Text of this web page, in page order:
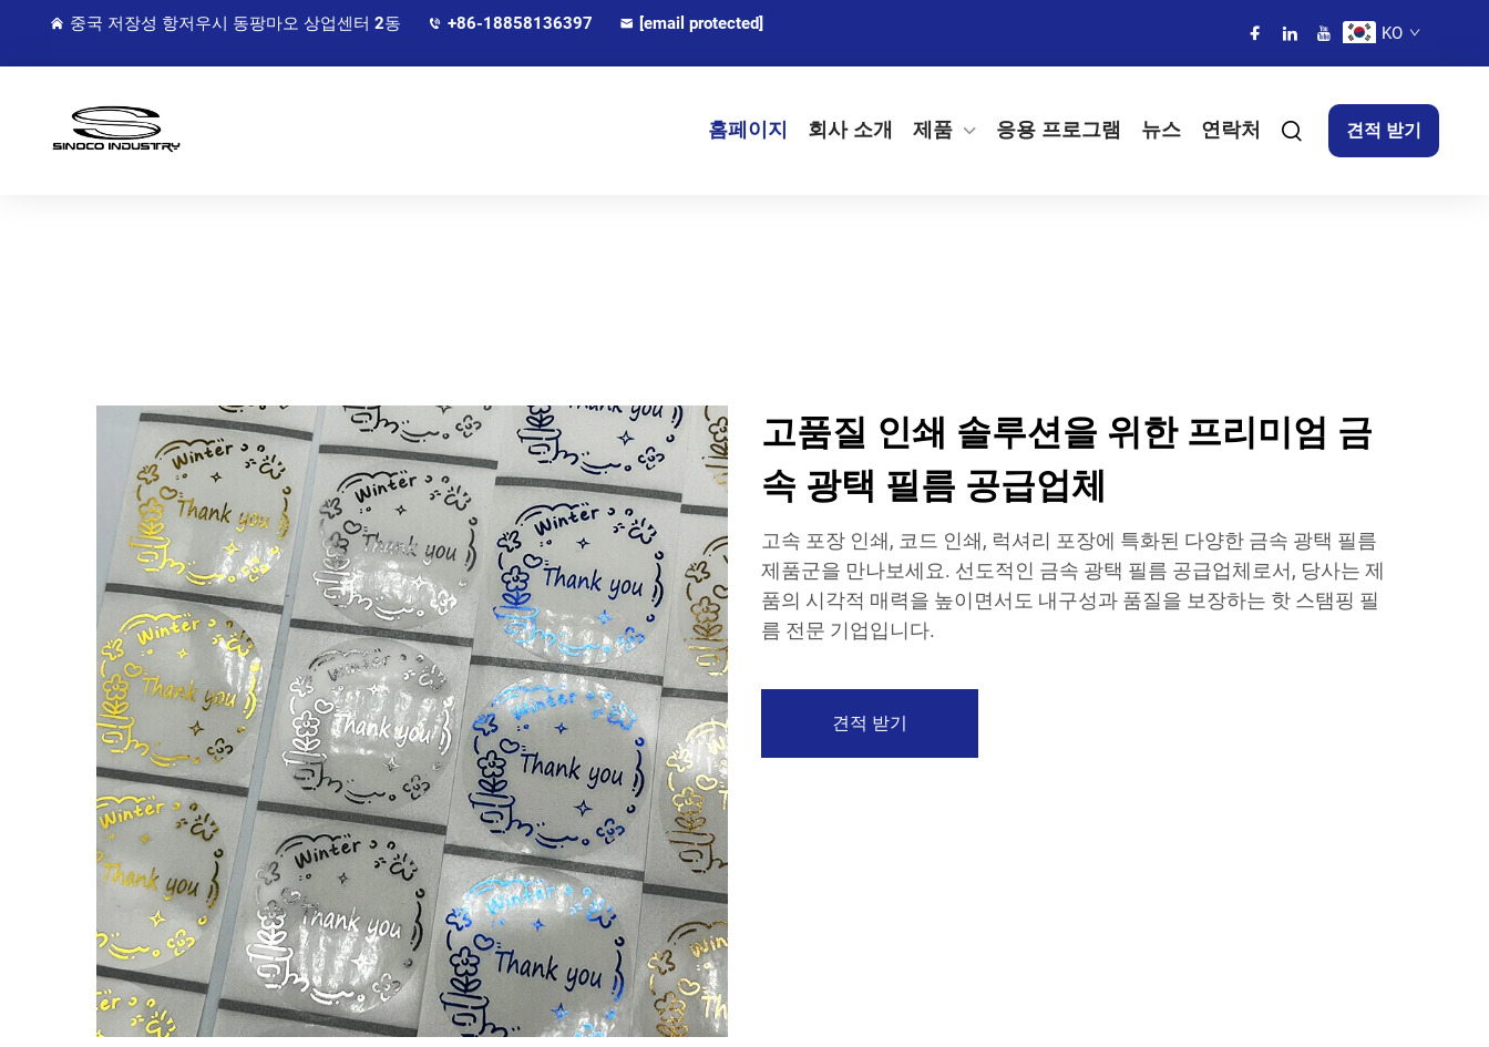
중국 저장성 항저우시 동팡마오 상업센터 2동 +86-18858136397 [email protected] KO
홈페이지 회사 소개 제품 응용 프로그램 뉴스 연락처 견적 받기
고품질 인쇄 솔루션을 위한 프리미엄 금
속 광택 필름 공급업체
고속 포장 인쇄, 코드 인쇄, 럭셔리 포장에 특화된 다양한 금속 광택 필름
제품군을 만나보세요. 선도적인 금속 광택 필름 공급업체로서, 당사는 제
품의 시각적 매력을 높이면서도 내구성과 품질을 보장하는 핫 스탬핑 필
름 전문 기업입니다.
견적 받기